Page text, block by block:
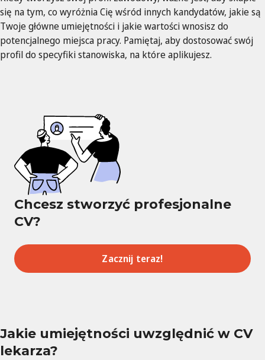
się na tym, co wyróżnia Cię wśród innych kandydatów, jakie są
Twoje główne umiejętności i jakie wartości wnosisz do
potencjalnego miejsca pracy. Pamiętaj, aby dostosować swój
profil do specyfiki stanowiska, na które aplikujesz.
Chcesz stworzyć profesjonalne
CV?
Zacznij teraz!
Jakie umiejętności uwzględnić w CV
lekarza?